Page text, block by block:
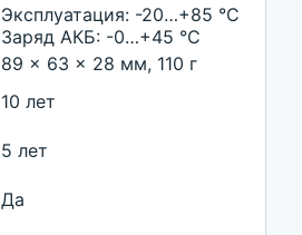
Эксплуатация: -20…+85 °С
Заряд АКБ: -0…+45 °С
89 x 63 x 28 мм, 110 г
10 лет
5 лет
Да